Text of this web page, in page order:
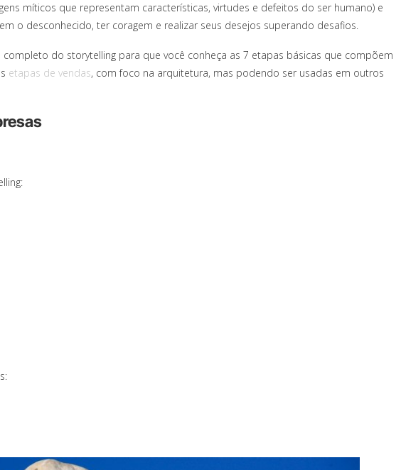
míticos que representam características, virtudes e defeitos do ser humano) e
o desconhecido, ter coragem e realizar seus desejos superando desafios.
do storytelling para que você conheça as 7 etapas básicas que compõem
etapas de vendas, com foco na arquitetura, mas podendo ser usadas em outros